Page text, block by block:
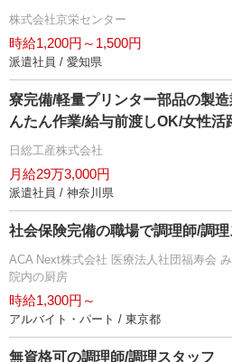
株式会社京栄センター
時給1,200円～1,500円
派遣社員 / 愛知県
寮完備/軽量プリンター部品の製
んたん作業/給与前渡しOK/女性活
日総工産株式会社
月給29万3,000円
派遣社員 / 神奈川県
社会保険完備の職場で調理師/調
ACA Next株式会社 医療法人社団福寿会
院内の厨房
時給1,300円～
アルバイト・パート / 東京都
無資格可の調理師/調理スタッフ